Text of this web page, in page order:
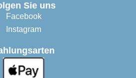
Sie uns
Facebook
Instagram